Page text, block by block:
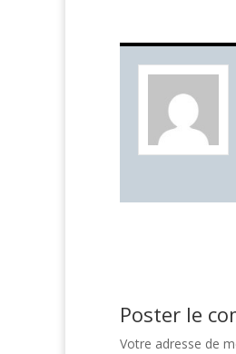
Poster le
Votre adresse de